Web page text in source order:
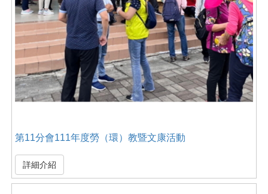
第11分會111年度勞（環）教暨文康活動
詳細介紹